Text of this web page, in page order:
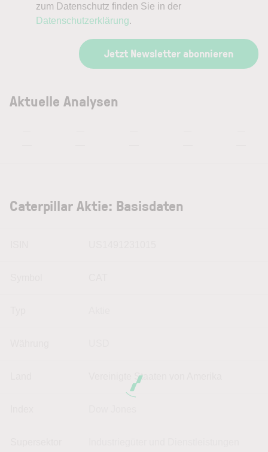
zum Datenschutz finden Sie in der
Datenschutzerklärung.
Jetzt Newsletter abonnieren
Aktuelle Analysen
Caterpillar Aktie: Basisdaten
Vereinigte Staaten von Amerika